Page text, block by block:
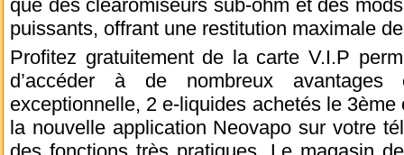
que des clearomiseurs sub-ohm et des
puissants, offrant une restitution maximale
Profitez gratuitement de la carte V.I.P
d’accéder à de nombreux
exceptionnelle, 2 e-liquides achetés le
la nouvelle application Neovapo sur votre